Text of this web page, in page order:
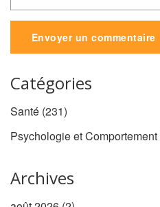
Envoyer un commentaire
Catégories
Santé (231)
Psychologie et Comportement
Archives